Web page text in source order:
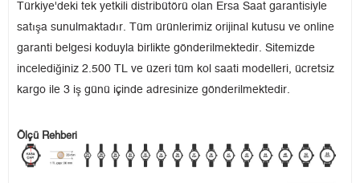
Türkiye'deki tek yetkili distribütörü olan Ersa Saat garantisiyle
satışa sunulmaktadır. Tüm ürünlerimiz orijinal kutusu ve online
garanti belgesi koduyla birlikte gönderilmektedir. Sitemizde
incelediğiniz 2.500 TL ve üzeri tüm kol saati modelleri, ücretsiz
kargo ile 3 iş günü içinde adresinize gönderilmektedir.
Ölçü Rehberi